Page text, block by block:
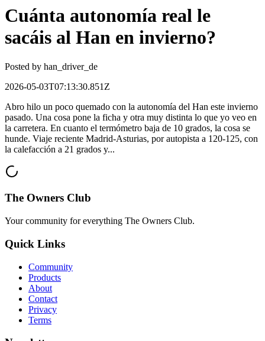
Cuánta autonomía real le
sacáis al Han en invierno?
Posted by han_driver_de
2026-05-03T07:13:30.851Z
Abro hilo un poco quemado con la autonomía del Han este invierno
pasado. Una cosa pone la ficha y otra muy distinta lo que yo veo en
la carretera. En cuanto el termómetro baja de 10 grados, la cosa se
hunde. Viaje reciente Madrid-Asturias, por autopista a 120-125, con
la calefacción a 21 grados y...
The Owners Club
Your community for everything The Owners Club.
Quick Links
Community
Products
About
Contact
Privacy
Terms